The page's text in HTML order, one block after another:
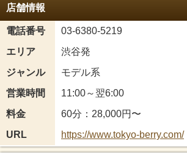
店舗情報
電話番号
03-6380-5219
エリア
渋谷発
ジャンル
モデル系
営業時間
11:00～翌6:00
料金
60分：28,000円〜
URL
https://www.tokyo-berry.com/